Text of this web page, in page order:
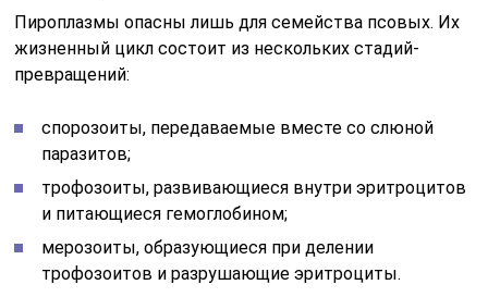
Пироплазмы опасны лишь для семейства псовых. Их
жизненный цикл состоит из нескольких стадий-
превращений:
спорозоиты, передаваемые вместе со слюной
паразитов;
трофозоиты, развивающиеся внутри эритроцитов
и питающиеся гемоглобином;
мерозоиты, образующиеся при делении
трофозоитов и разрушающие эритроциты.